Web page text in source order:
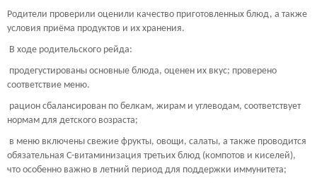
Родители проверили оценили качество приготовленных блюд, а также
условия приёма продуктов и их хранения.
В ходе родительского рейда:
продегустированы основные блюда, оценен их вкус; проверено
соответствие меню.
рацион сбалансирован по белкам, жирам и углеводам, соответствует
нормам для детского возраста;
в меню включены свежие фрукты, овощи, салаты, а также проводится
обязательная С-витаминизация третьих блюд (компотов и киселей),
что особенно важно в летний период для поддержки иммунитета;